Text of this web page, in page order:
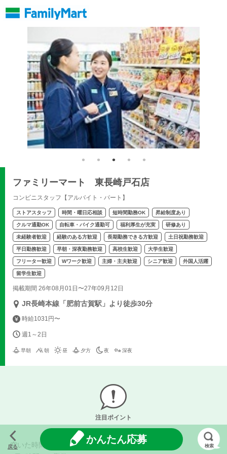
ファミリーマート 東長崎戸石店
コンビニスタッフ【アルバイト・パート】
ストアスタッフ 時間・曜日応相談 短時間勤務OK 昇給制度あり
クルマ通勤OK 自転車・バイク通勤可 福利厚生が充実 研修あり
未経験者歓迎 経験のある方歓迎 長期勤務できる方歓迎 土日祝勤務歓迎
平日勤務歓迎 早朝・深夜勤務歓迎 高校生歓迎 大学生歓迎
フリーター歓迎 Wワーク歓迎 主婦・主夫歓迎 シニア歓迎 外国人活躍
留学生歓迎
掲載期間 26年08月01日〜27年09月12日
JR長崎本線「肥前古賀駅」より徒歩30分
時給1031円〜
週1～2日
早朝 朝 昼 夕方 夜 深夜
注目ポイント
空いた時間を有効活用しませんか？
戻る
かんたん応募
検索